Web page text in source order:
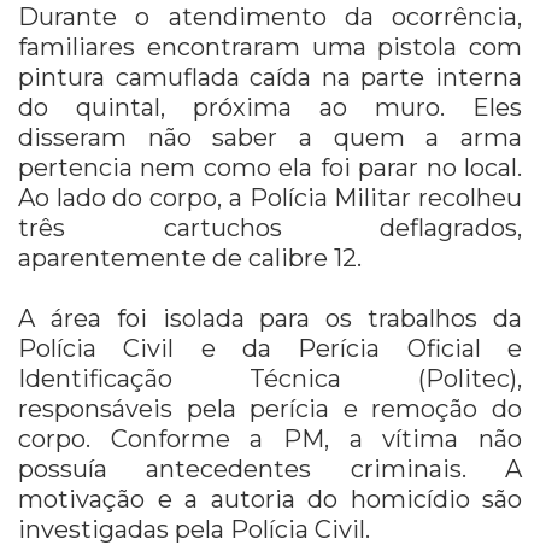
Durante o atendimento da ocorrência,
familiares encontraram uma pistola com
pintura camuflada caída na parte interna
do quintal, próxima ao muro. Eles
disseram não saber a quem a arma
pertencia nem como ela foi parar no local.
Ao lado do corpo, a Polícia Militar recolheu
três cartuchos deflagrados,
aparentemente de calibre 12.
A área foi isolada para os trabalhos da
Polícia Civil e da Perícia Oficial e
Identificação Técnica (Politec),
responsáveis pela perícia e remoção do
corpo. Conforme a PM, a vítima não
possuía antecedentes criminais. A
motivação e a autoria do homicídio são
investigadas pela Polícia Civil.